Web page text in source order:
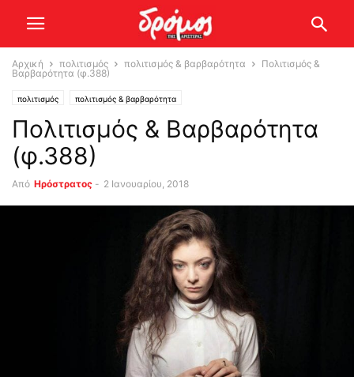
Αρχική πολιτισμός πολιτισμός & βαρβαρότητα
Πολιτισμός &
Βαρβαρότητα (φ.388)
πολιτισμός πολιτισμός & βαρβαρότητα
Πολιτισμός & Βαρβαρότητα
(φ.388)
Από Ηρόστρατος - 2 Ιανουαρίου, 2018